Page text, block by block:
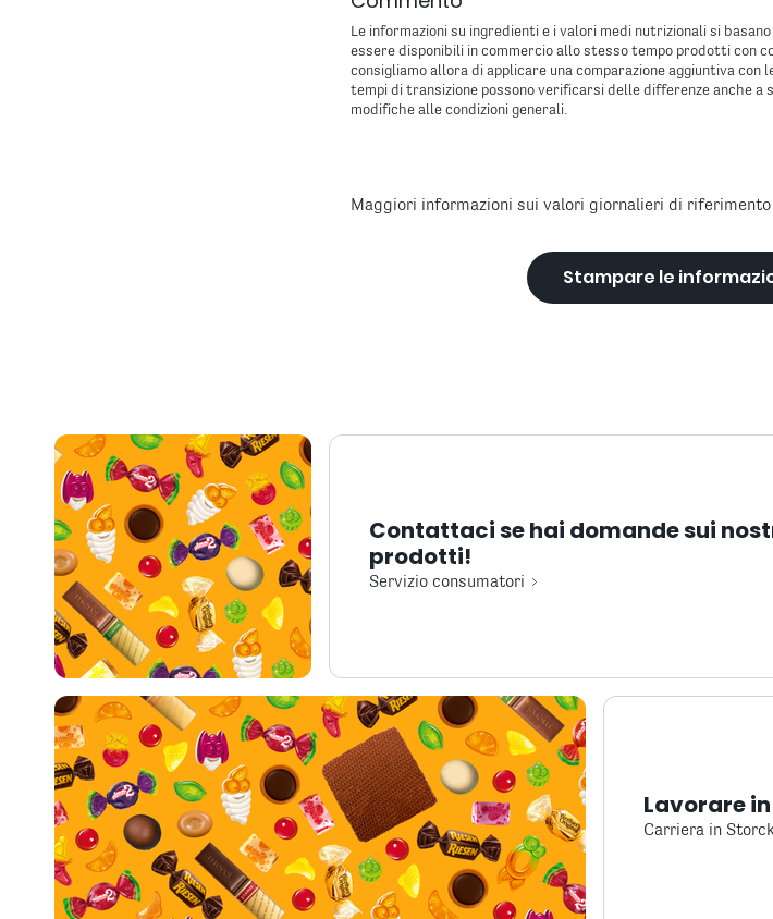
Le informazioni su ingredienti e i valori medi nutrizionali si
essere disponibili in commercio allo stesso tempo prodotti con
consigliamo allora di applicare una comparazione aggiuntiva
tempi di transizione possono verificarsi delle differenze anche a
modifiche alle condizioni generali.
Maggiori informazioni sui valori giornalieri di riferimento
Stampare le
Contattaci se hai domande sui
prodotti!
Servizio consumatori
Lavorare
Carriera in Storck